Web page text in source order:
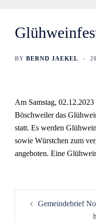
BY BERND JAEKEL
Am Samstag,
Böschweiler das
statt. Es werden
sowie Würstchen zum
angeboten. Eine
Gemeindebrief